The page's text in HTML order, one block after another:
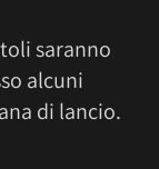
saranno
alcuni
di lancio.